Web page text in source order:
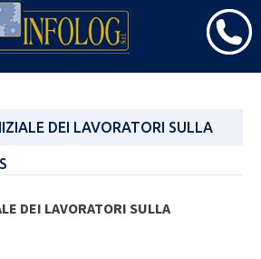
DEI LAVORATORI SULLA
DEI LAVORATORI SULLA